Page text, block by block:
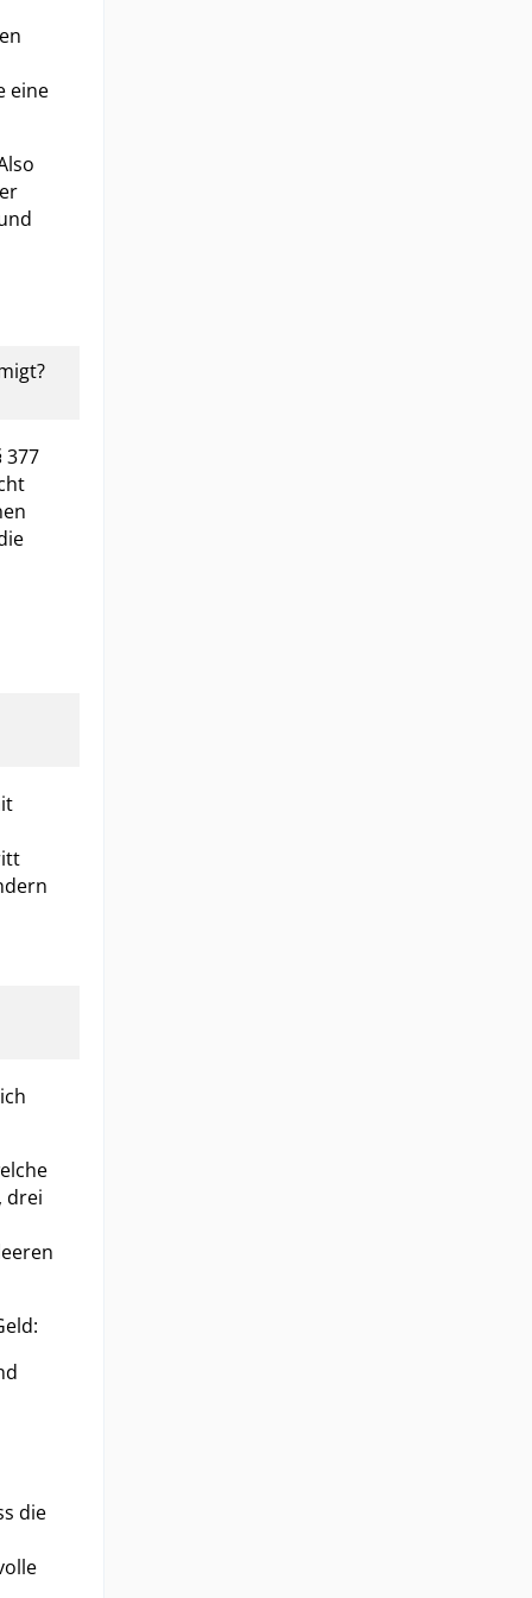
eine
377
drei
die